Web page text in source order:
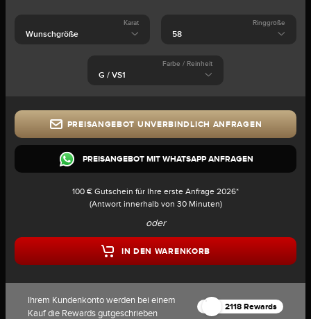
Karat Ringgröße
Farbe / Reinheit
PREISANGEBOT UNVERBINDLICH ANFRAGEN
PREISANGEBOT MIT WHATSAPP ANFRAGEN
100 € Gutschein für Ihre erste Anfrage 2026*
(Antwort innerhalb von 30 Minuten)
oder
IN DEN WARENKORB
Ihrem Kundenkonto werden bei einem
Kauf die Rewards gutgeschrieben
2118 Rewards